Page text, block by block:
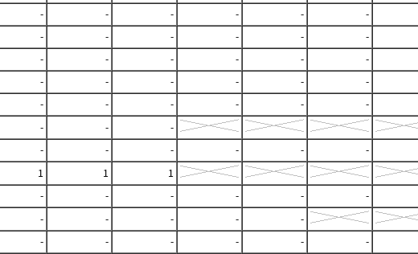
- - - - -
-
- - - - -
-
- - - - -
-
- - - - -
-
- - - - -
-
- -
-
- - - - -
-
1 1
1
- - - - -
-
- - - -
-
- - - - -
-